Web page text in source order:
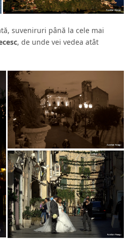
suveniruri până la cele mai
, de unde vei vedea atât